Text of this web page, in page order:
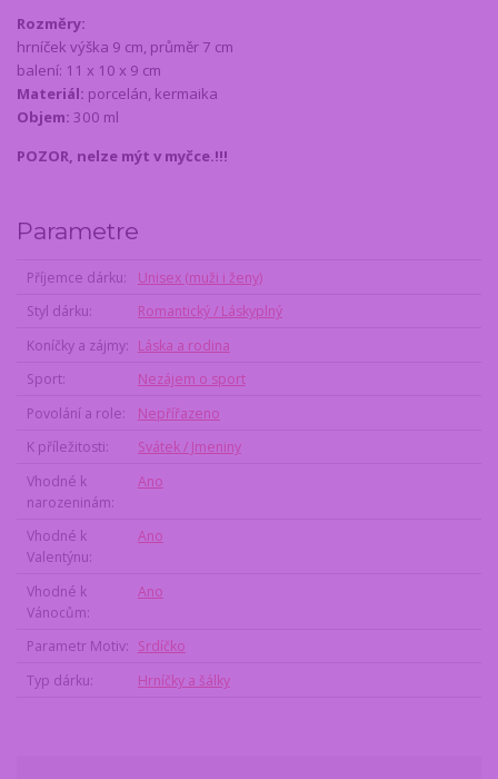
Rozměry:
hrníček výška 9 cm, průměr 7 cm
balení: 11 x 10 x 9 cm
Materiál: porcelán, kermaika
Objem: 300 ml
POZOR, nelze mýt v myčce.!!!
Parametre
Příjemce dárku
Unisex (muži i ženy)
Styl dárku
Romantický / Láskyplný
Koníčky a zájmy
Láska a rodina
Sport
Nezájem o sport
Povolání a role
Nepřířazeno
K příležitosti
Svátek / Jmeniny
Vhodné k
narozeninám
Ano
Vhodné k
Valentýnu
Ano
Vhodné k
Vánocům
Ano
Parametr Motiv
Srdíčko
Typ dárku
Hrníčky a šálky